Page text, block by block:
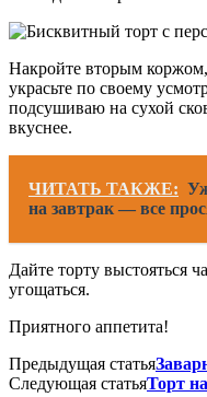
Накройте вторым
украсьте по своему
подсушиваю на сухой
вкуснее.
ЧИТАТЬ ТАКЖЕ:
на завтрак — все
Дайте торту выстояться
угощаться.
Приятного аппетита!
Предыдущая статья
Следующая статьяТорт